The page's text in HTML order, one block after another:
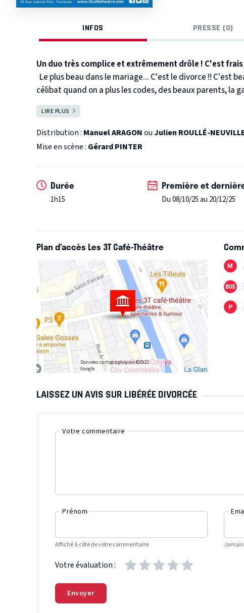
INFOS PRESSE (0)
Un duo très complice et extrêmement drôle ! C'est
Le plus beau dans le mariage... C'est le divorce !! C'est
célibat quand on a plus les codes, des beaux parents, la
colocation qui s'éternise... N'est-ce pas dans ces
peut-être la personne idéale... Ou pas !
! Pour ceux qui sont en couple, c'est le moment de vous
LIRE PLUS
Distribution : Manuel ARAGONouJulien ROULLÉ-
Mise en scène : Gérard PINTER
Durée
1h15
Première et
Du 08/10/25 au 20/12/25
Plan d’accès Les 3T Café-Théâtre
Données cartographiques ©2022
Google
LAISSEZ UN AVIS SUR LIBÉRÉE DIVORCÉE
Votre commentaire
Prénom
Affiché à côté de votre commentaire.
Votre évaluation :
Envoyer